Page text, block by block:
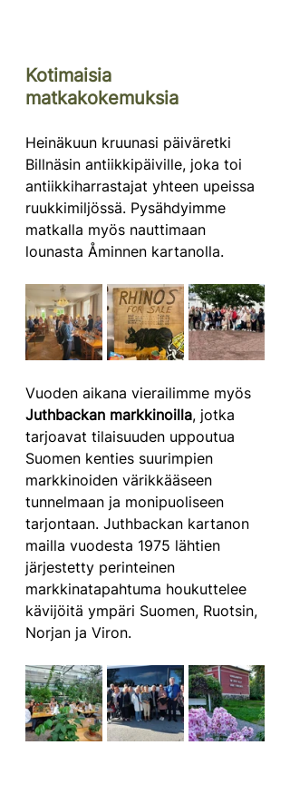
Kotimaisia
matkakokemuksia
Heinäkuun kruunasi päiväretki
Billnäsin antiikkipäiville, joka toi
antiikkiharrastajat yhteen upeissa
ruukkimiljössä. Pysähdyimme
matkalla myös nauttimaan
lounasta Åminnen kartanolla.
Vuoden aikana vierailimme myös
Juthbackan markkinoilla, jotka
tarjoavat tilaisuuden uppoutua
Suomen kenties suurimpien
markkinoiden värikkääseen
tunnelmaan ja monipuoliseen
tarjontaan. Juthbackan kartanon
mailla vuodesta 1975 lähtien
järjestetty perinteinen
markkinatapahtuma houkuttelee
kävijöitä ympäri Suomen, Ruotsin,
Norjan ja Viron.